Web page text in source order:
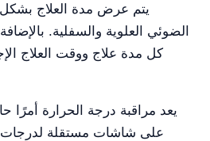
يتم عرض مدة العلاج
الضوئي العلوية والسفلية.
كل مدة علاج ووقت العلاج
يعد مراقبة درجة الحرارة أمرًا